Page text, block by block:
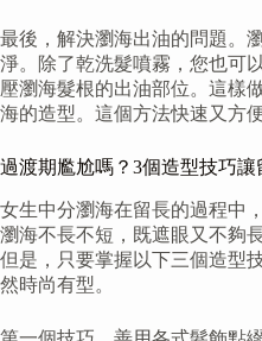
最後，解決瀏海出油的問題。
淨。除了乾洗髮噴霧，您也可
壓瀏海髮根的出油部位。這樣
海的造型。這個方法快速又方
過渡期尷尬嗎？3個造型技巧
女生中分瀏海在留長的過程中
瀏海不長不短，既遮眼又不夠
但是，只要掌握以下三個造型
然時尚有型。